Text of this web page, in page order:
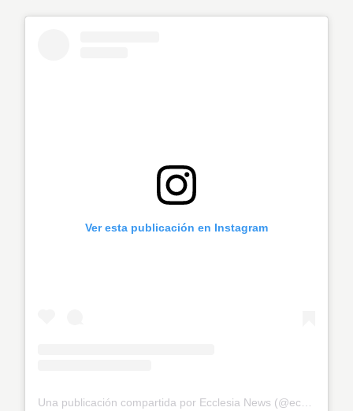
Ver esta publicación en Instagram
Una publicación compartida por Ecclesia News (@eccle.news)